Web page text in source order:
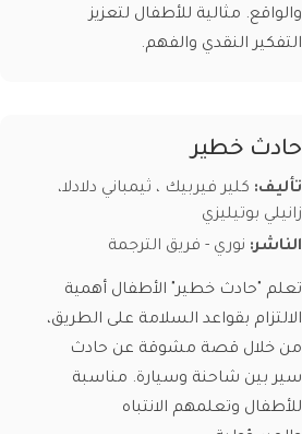
والواقع. مثالية للأطفال لتعزيز
التفكير النقدي والفهم.
حادث خطير
تأليف: كلير فيربيك ، ثيمباني دلادلا،
زانيلي بوتيليزي
الناشر: نوري - فريق الترجمة
تعلم "حادث خطير" الأطفال أهمية
الالتزام بقواعد السلامة على الطريق،
من خلال قصة مشوقة عن حادث
سير بين شاحنة وسيارة. مناسبة
للأطفال وتعلمهم الانتباه